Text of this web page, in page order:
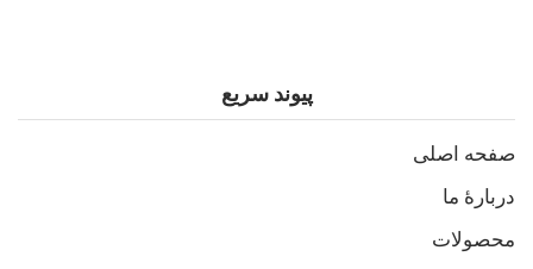
پیوند سریع
صفحه اصلی
دربارهٔ ما
محصولات